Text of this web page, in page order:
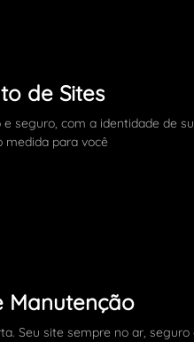
de Sites
seguro, com a identidade de
medida para você
Manutenção
Seu site sempre no ar, seguro